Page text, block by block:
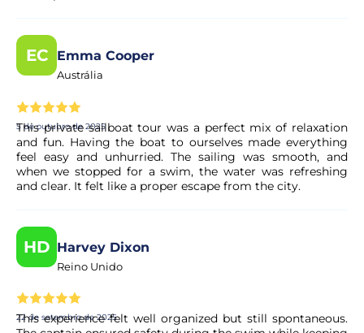
EC Emma Cooper
Austrália
5 de outubro de 2025
This private sailboat tour was a perfect mix of relaxation
and fun. Having the boat to ourselves made everything
feel easy and unhurried. The sailing was smooth, and
when we stopped for a swim, the water was refreshing
and clear. It felt like a proper escape from the city.
HD Harvey Dixon
Reino Unido
22 de setembro de 2025
This experience felt well organized but still spontaneous.